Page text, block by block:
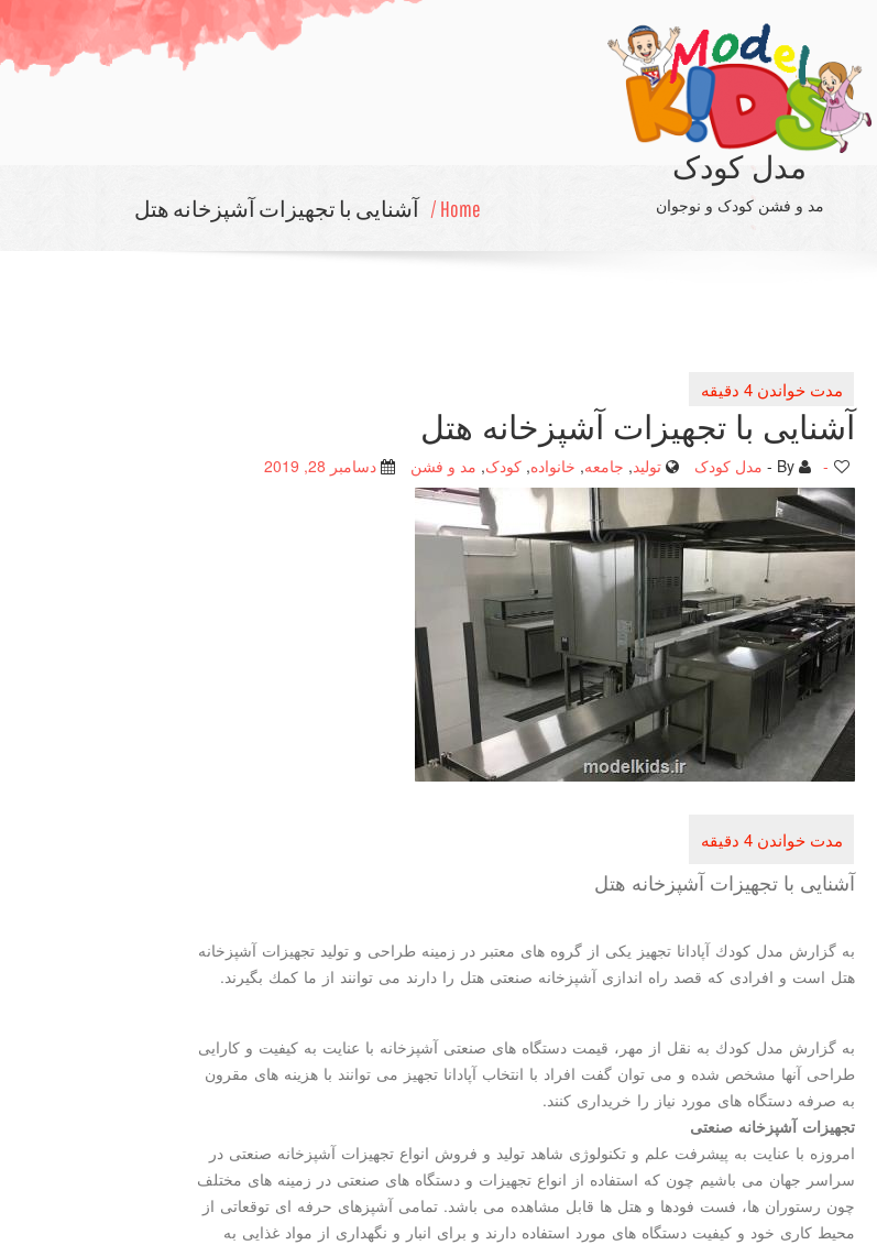
مدل کودک
مد و فشن کودک و نوجوان Home / آشنایی با تجهیزات آشپزخانه هتل
آشنایی با تجهیزات آشپزخانه هتل
مدل کودک تولید, جامعه, خانواده, کودک, مد و فشن دسامبر 28, 2019 -
آشنایی با تجهیزات آشپزخانه هتل
به گزارش مدل كودك آپادانا تجهیز یكی از گروه های معتبر در زمینه طراحی و تولید تجهیزات آشپزخانه
هتل است و افرادی كه قصد راه اندازی آشپزخانه صنعتی هتل را دارند می توانند از ما كمك بگیرند.
به گزارش مدل كودك به نقل از مهر، قیمت دستگاه های صنعتی آشپزخانه با عنایت به كیفیت و كارایی
طراحی آنها مشخص شده و می توان گفت افراد با انتخاب آپادانا تجهیز می توانند با هزینه های مقرون
به صرفه دستگاه های مورد نیاز را خریداری كنند.
تجهیزات آشپزخانه صنعتی
امروزه با عنایت به پیشرفت علم و تكنولوژی شاهد تولید و فروش انواع تجهیزات آشپزخانه صنعتی در
سراسر جهان می باشیم چون كه استفاده از انواع تجهیزات و دستگاه های صنعتی در زمینه های مختلف
چون رستوران ها، فست فودها و هتل ها قابل مشاهده می باشد. تمامی آشپزهای حرفه ای توقعاتی از
محیط كاری خود و كیفیت دستگاه های مورد استفاده دارند و برای انبار و نگهداری از مواد غذایی به